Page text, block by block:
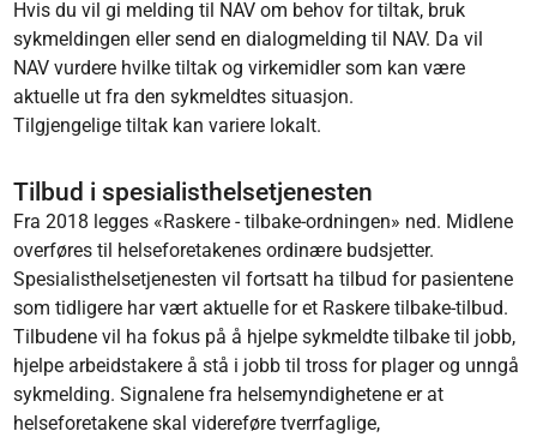
Hvis du vil gi melding til NAV om behov for tiltak, bruk
sykmeldingen eller send en dialogmelding til NAV. Da vil
NAV vurdere hvilke tiltak og virkemidler som kan være
aktuelle ut fra den sykmeldtes situasjon.
Tilgjengelige tiltak kan variere lokalt.
Tilbud i spesialisthelsetjenesten
Fra 2018 legges «Raskere - tilbake-ordningen» ned. Midlene
overføres til helseforetakenes ordinære budsjetter.
Spesialisthelsetjenesten vil fortsatt ha tilbud for pasientene
som tidligere har vært aktuelle for et Raskere tilbake-tilbud.
Tilbudene vil ha fokus på å hjelpe sykmeldte tilbake til jobb,
hjelpe arbeidstakere å stå i jobb til tross for plager og unngå
sykmelding. Signalene fra helsemyndighetene er at
helseforetakene skal videreføre tverrfaglige,